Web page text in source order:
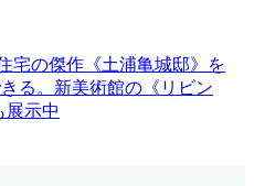
宅の傑作《土浦亀城邸》を
る。新美術館の《リビン
展示中